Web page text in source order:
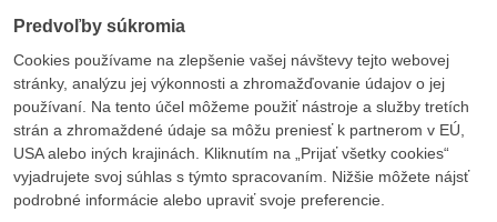
Predvoľby súkromia
Cookies používame na zlepšenie vašej návštevy tejto webovej
stránky, analýzu jej výkonnosti a zhromažďovanie údajov o jej
používaní. Na tento účel môžeme použiť nástroje a služby tretích
strán a zhromaždené údaje sa môžu preniesť k partnerom v EÚ,
USA alebo iných krajinách. Kliknutím na „Prijať všetky cookies“
vyjadrujete svoj súhlas s týmto spracovaním. Nižšie môžete nájsť
podrobné informácie alebo upraviť svoje preferencie.